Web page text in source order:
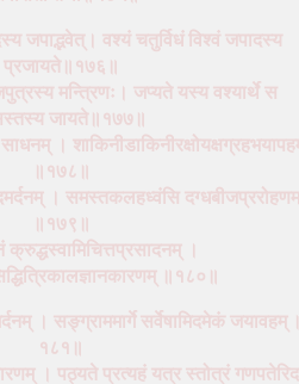
जपाद्भवेत्। वश्यं चतुर्विधं विश्वं जपादस्य
प्रजायते॥१७६॥
मन्त्रिणः। जप्यते यस्य वश्यार्थे स
जायते॥१७७॥
साधनम् ।
॥१७८॥
। समस्तकलहध्वंसि दग्धबीजप्ररोहणम्
॥१७९॥
क्रुद्धस्वामिचित्तप्रसादनम् ।
॥१८०॥
। सङ्ग्राममार्गे सर्वेषामिदमेकं जयावहम्
१८१॥
। पठ्यते प्रत्यहं यत्र स्तोत्रं